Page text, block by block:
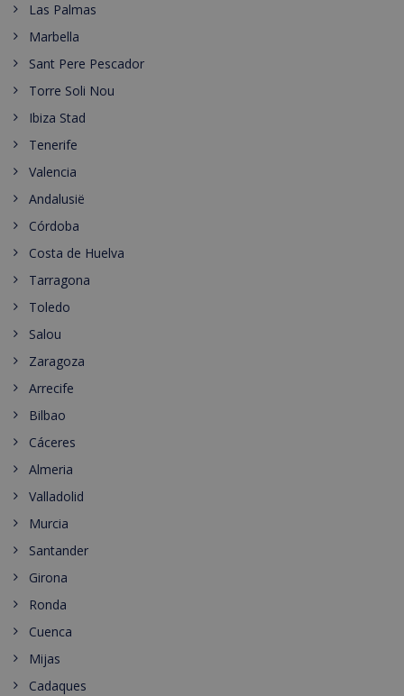
Las Palmas
Marbella
Sant Pere Pescador
Torre Soli Nou
Ibiza Stad
Tenerife
Valencia
Andalusië
Córdoba
Costa de Huelva
Tarragona
Toledo
Salou
Zaragoza
Arrecife
Bilbao
Cáceres
Almeria
Valladolid
Murcia
Santander
Girona
Ronda
Cuenca
Mijas
Cadaques